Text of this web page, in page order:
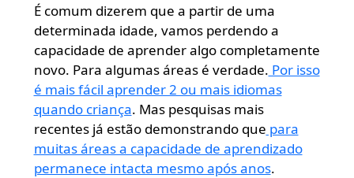
É comum dizerem que a partir de uma
determinada idade, vamos perdendo a
capacidade de aprender algo completamente
novo. Para algumas áreas é verdade. Por isso
é mais fácil aprender 2 ou mais idiomas
quando criança. Mas pesquisas mais
recentes já estão demonstrando que para
muitas áreas a capacidade de aprendizado
permanece intacta mesmo após anos.